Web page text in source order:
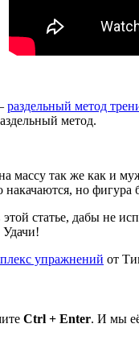
раздельный метод
метод.
так же как и
но фигура
статье, дабы не
упражнений от
Ctrl + Enter. И мы